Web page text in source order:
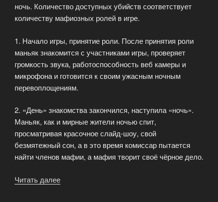
ночь. Количество доступных убийств соответствует
количеству мафиозных ролей в игре.
1. Начало игры, принятие роли. После принятия роли
маньяк знакомится с участниками игры, проверяет
громкость звука, работоспособность веб камеры и
микрофона и готовится к своим ужасным ночным
перевоплощениям.
2. «День» знакомства закончился, наступила «ночь».
Маньяк, как и мирные жители ночью спит,
просматривая красочное слайд-шоу, свой
безмятежный сон, а в это время комиссар пытается
найти членов мафии, а мафия творит своё чёрное дело.
Читать далее